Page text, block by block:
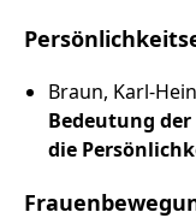
Braun, Karl-
Bedeutung
die